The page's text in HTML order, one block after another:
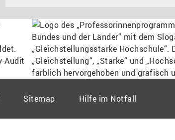
Sitemap Hilfe im Notfall